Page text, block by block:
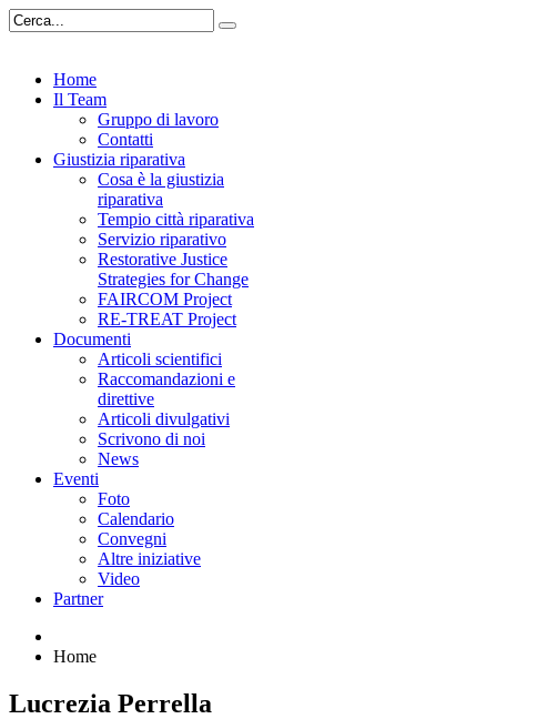
Home
Il Team
Gruppo di lavoro
Contatti
Giustizia riparativa
Cosa è la giustizia
riparativa
Tempio città riparativa
Servizio riparativo
Restorative Justice
Strategies for Change
FAIRCOM Project
RE-TREAT Project
Documenti
Articoli scientifici
Raccomandazioni e
direttive
Articoli divulgativi
Scrivono di noi
News
Eventi
Foto
Calendario
Convegni
Altre iniziative
Video
Partner
Home
Lucrezia Perrella